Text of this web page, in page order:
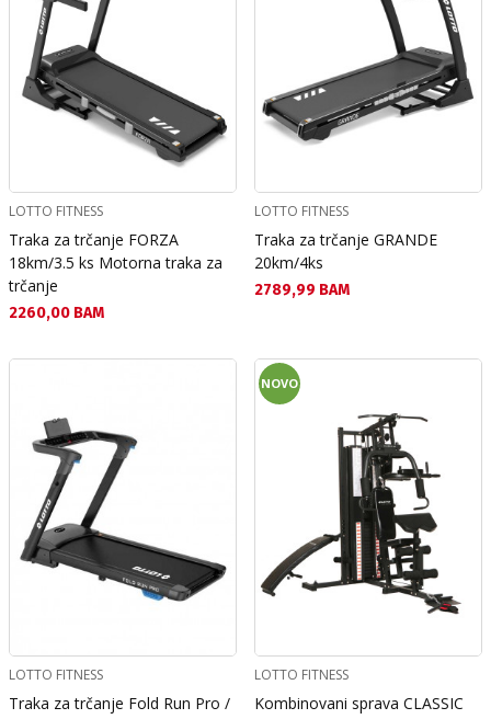
LOTTO FITNESS
Traka za trčanje FORZA
18km/3.5 ks Motorna traka za
trčanje
Текуща цена:
2260,00 BAM
LOTTO FITNESS
Traka za trčanje GRANDE
20km/4ks
Текуща цена:
2789,99 BAM
LOTTO FITNESS
Traka za trčanje Fold Run Pro /
NOVO
LOTTO FITNESS
Kombinovani sprava CLASSIC